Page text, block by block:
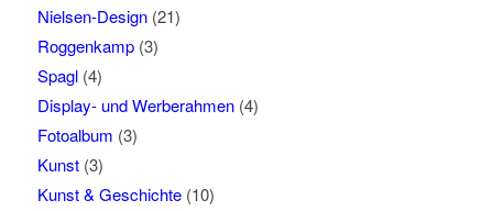
Nielsen-Design(21)
Roggenkamp(3)
Spagl(4)
Display- und Werberahmen(4)
Fotoalbum (3)
Kunst(3)
Kunst & Geschichte(10)